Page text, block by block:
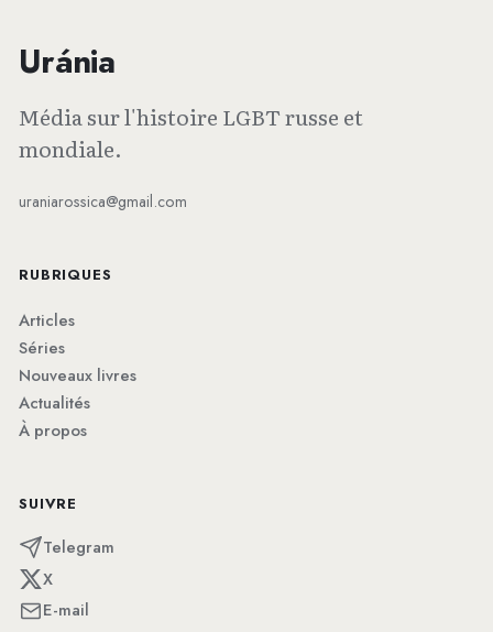
Uránia
Média sur l'histoire LGBT russe et
mondiale.
uraniarossica@gmail.com
RUBRIQUES
Articles
Séries
Nouveaux livres
Actualités
À propos
SUIVRE
Telegram
X
E-mail